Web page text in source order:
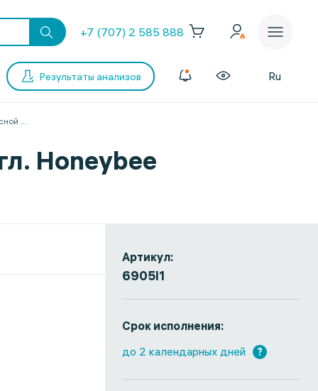
+7 (707) 2 585 888
Результаты анализов Ru
...
Honeybee
Артикул:
6905I1
Срок исполнения:
до 2 календарных дней
?